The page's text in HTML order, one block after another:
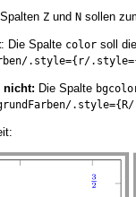
Z und N sollen
: Die Spalte color soll die
.style={r/
nicht: Die Spalte